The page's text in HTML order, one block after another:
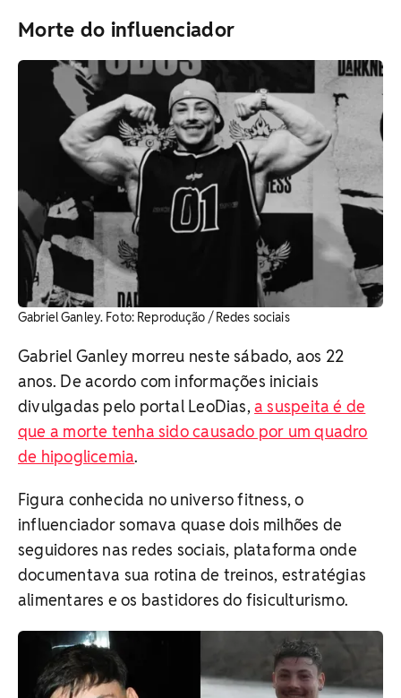
Morte do influenciador
Gabriel Ganley. Foto: Reprodução / Redes sociais
Gabriel Ganley morreu neste sábado, aos 22
anos. De acordo com informações iniciais
divulgadas pelo portal LeoDias,a suspeita é de
que a morte tenha sido causado por um quadro
de hipoglicemia.
Figura conhecida no universo fitness, o
influenciador somava quase dois milhões de
seguidores nas redes sociais, plataforma onde
documentava sua rotina de treinos, estratégias
alimentares e os bastidores do fisiculturismo.